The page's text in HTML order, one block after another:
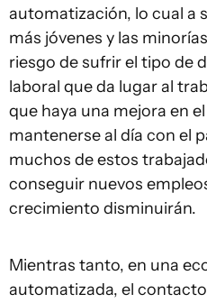
automatización, lo cual a
más jóvenes y las
riesgo de sufrir el tipo de
laboral que da lugar al
que haya una mejora en
mantenerse al día con el
muchos de estos
conseguir nuevos
crecimiento disminuirán.
Mientras tanto, en una
automatizada, el